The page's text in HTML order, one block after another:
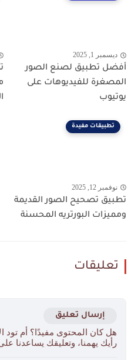
ديسمبر 1, 2025
أفضل تطبيق لصنع الصور
المصغرة للفيديوهات على
يوتيوب
تطبيقات مفيدة
نوفمبر 12, 2025
تطبيق تصحيح الصور القديمة
ومميزات البورتريه المحسنة
تعليقات
إرسال تعليق
هل كان المحتوى مفيدًا؟ أم تود
رأيك يهمنا، وتعليقك يساعدنا